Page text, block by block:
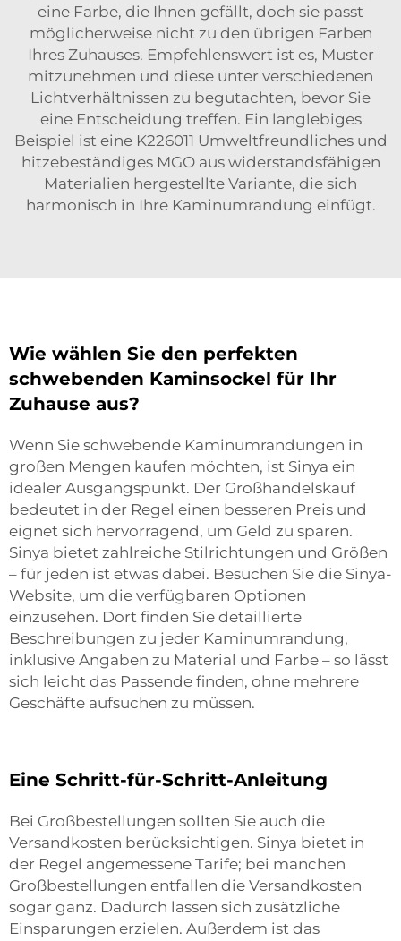
eine Farbe, die Ihnen gefällt, doch sie passt
möglicherweise nicht zu den übrigen Farben
Ihres Zuhauses. Empfehlenswert ist es, Muster
mitzunehmen und diese unter verschiedenen
Lichtverhältnissen zu begutachten, bevor Sie
eine Entscheidung treffen. Ein langlebiges
Beispiel ist eine K226011 Umweltfreundliches und
hitzebeständiges MGO aus widerstandsfähigen
Materialien hergestellte Variante, die sich
harmonisch in Ihre Kaminumrandung einfügt.
Wie wählen Sie den perfekten
schwebenden Kaminsockel für Ihr
Zuhause aus?
Wenn Sie schwebende Kaminumrandungen in
großen Mengen kaufen möchten, ist Sinya ein
idealer Ausgangspunkt. Der Großhandelskauf
bedeutet in der Regel einen besseren Preis und
eignet sich hervorragend, um Geld zu sparen.
Sinya bietet zahlreiche Stilrichtungen und Größen
– für jeden ist etwas dabei. Besuchen Sie die Sinya-
Website, um die verfügbaren Optionen
einzusehen. Dort finden Sie detaillierte
Beschreibungen zu jeder Kaminumrandung,
inklusive Angaben zu Material und Farbe – so lässt
sich leicht das Passende finden, ohne mehrere
Geschäfte aufsuchen zu müssen.
Eine Schritt-für-Schritt-Anleitung
Bei Großbestellungen sollten Sie auch die
Versandkosten berücksichtigen. Sinya bietet in
der Regel angemessene Tarife; bei manchen
Großbestellungen entfallen die Versandkosten
sogar ganz. Dadurch lassen sich zusätzliche
Einsparungen erzielen. Außerdem ist das